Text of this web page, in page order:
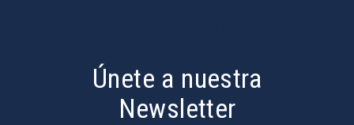
Únete a nuestra
Newsletter